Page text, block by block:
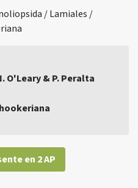
/ Lamiales /
O'Leary & P. Peralta
en 2 AP